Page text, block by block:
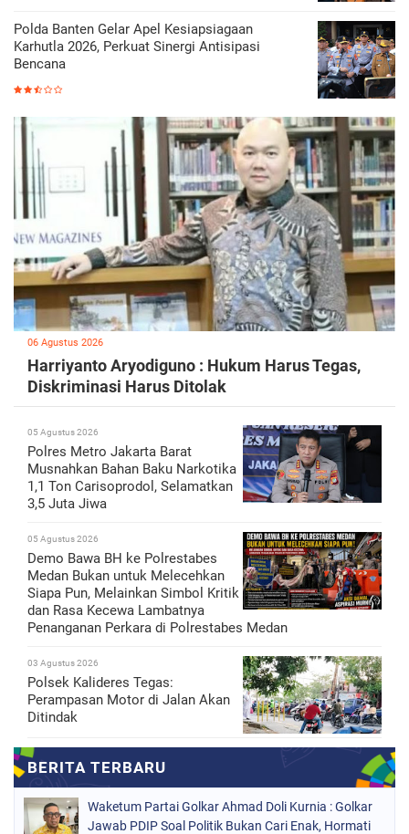
Polda Banten Gelar Apel Kesiapsiagaan
Karhutla 2026, Perkuat Sinergi Antisipasi
Bencana
06 Agustus 2026
Harriyanto Aryodiguno : Hukum Harus Tegas,
Diskriminasi Harus Ditolak
05 Agustus 2026
Polres Metro Jakarta Barat
Musnahkan Bahan Baku Narkotika
1,1 Ton Carisoprodol, Selamatkan
3,5 Juta Jiwa
05 Agustus 2026
Demo Bawa BH ke Polrestabes
Medan Bukan untuk Melecehkan
Siapa Pun, Melainkan Simbol Kritik
dan Rasa Kecewa Lambatnya
Penanganan Perkara di Polrestabes Medan
03 Agustus 2026
Polsek Kalideres Tegas:
Perampasan Motor di Jalan Akan
Ditindak
Waketum Partai Golkar Ahmad Doli Kurnia : Golkar
Jawab PDIP Soal Politik Bukan Cari Enak, Hormati